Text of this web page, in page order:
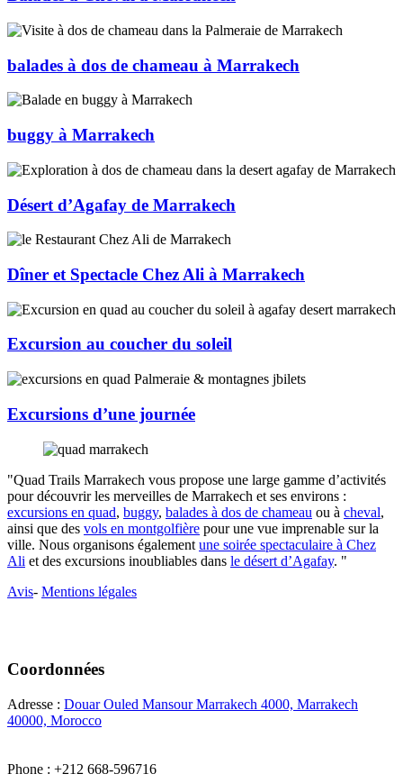
balades à dos de chameau à Marrakech
buggy à Marrakech
Désert d’Agafay de Marrakech
Dîner et Spectacle Chez Ali à Marrakech
Excursion au coucher du soleil
Excursions d’une journée
"Quad Trails Marrakech vous propose une large gamme d’activités
pour découvrir les merveilles de Marrakech et ses environs :
excursions en quad, buggy, balades à dos de chameau ou à cheval,
ainsi que des vols en montgolfière pour une vue imprenable sur la
ville. Nous organisons également une soirée spectaculaire à Chez
Ali et des excursions inoubliables dans le désert d’Agafay. "
Avis- Mentions légales
Coordonnées
Adresse : Douar Ouled Mansour Marrakech 4000, Marrakech
40000, Morocco
Phone : +212 668-596716